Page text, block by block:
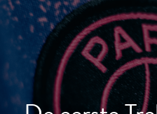
Contact
Zoeken